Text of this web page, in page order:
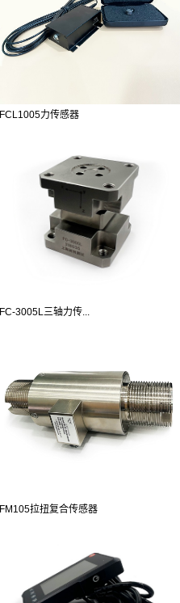
FCL1005力传感器
FC-3005L三轴力传...
FM105拉扭复合传感器